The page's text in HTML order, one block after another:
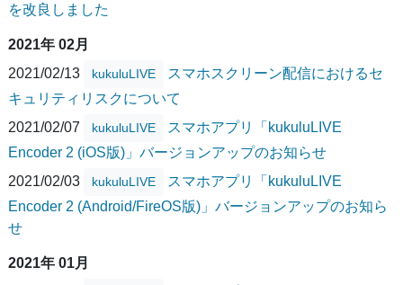
を改良しました
2021年 02月
2021/02/13
kukuluLIVE
スマホスクリーン配信におけるセ
キュリティリスクについて
2021/02/07
kukuluLIVE
スマホアプリ「kukuluLIVE
Encoder 2 (iOS版)」バージョンアップのお知らせ
2021/02/03
kukuluLIVE
スマホアプリ「kukuluLIVE
Encoder 2 (Android/FireOS版)」バージョンアップのお知ら
せ
2021年 01月